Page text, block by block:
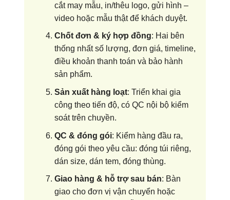
cắt may mẫu, in/thêu logo, gửi hình –
video hoặc mẫu thật để khách duyệt.
Chốt đơn & ký hợp đồng: Hai bên
thống nhất số lượng, đơn giá, timeline,
điều khoản thanh toán và bảo hành
sản phẩm.
Sản xuất hàng loạt: Triển khai gia
công theo tiến độ, có QC nội bộ kiểm
soát trên chuyền.
QC & đóng gói: Kiểm hàng đầu ra,
đóng gói theo yêu cầu: đóng túi riêng,
dán size, dán tem, đóng thùng.
Giao hàng & hỗ trợ sau bán: Bàn
giao cho đơn vị vận chuyển hoặc